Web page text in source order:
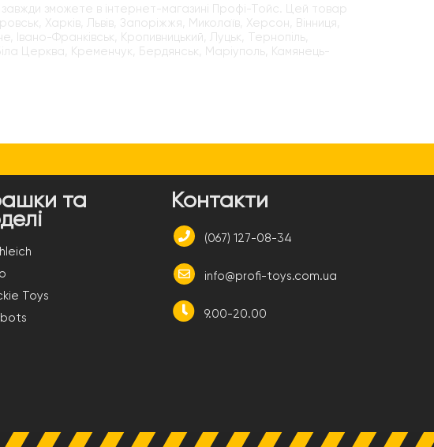
зможете в інтернет-магазині Профі-Тойс. Цей товар
Харків, Львів, Запоріжжя, Миколаїв, Херсон, Вінниця,
Івано-Франківськ, Кропивницький, Луцьк, Тернопіль,
Церква, Кременчук, Бердянськ, Маріуполь, Камянець-
та
Toys
Контакти
(067) 127-08-34
info@profi-toys.com.ua
9.00-20.00